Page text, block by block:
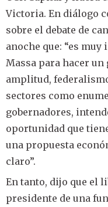
Victoria. En diálogo
sobre el debate de
anoche que: “es
Massa para hacer
amplitud,
sectores como
gobernadores,
oportunidad que
una propuesta
claro”.
En tanto, dijo que el
presidente de una